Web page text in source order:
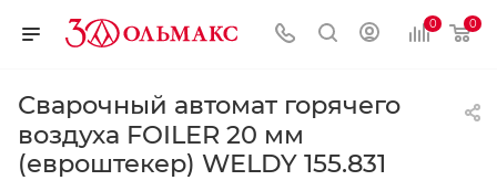
0 0
Сварочный автомат горячего
воздуха FOILER 20 мм
(евроштекер) WELDY 155.831